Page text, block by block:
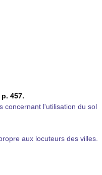
457.
concernant l'utilisation du sol
aux locuteurs des villes.